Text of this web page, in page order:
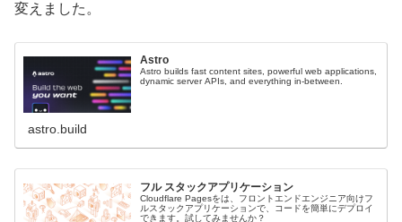
変えました。
Astro
Astro builds fast content sites, powerful web applications,
dynamic server APIs, and everything in-between.
astro.build
フル スタックアプリケーション
Cloudflare Pagesをは、フロントエンドエンジニア向けフ
ルスタックアプリケーションで、コードを簡単にデプロイ
できます。試してみませんか？